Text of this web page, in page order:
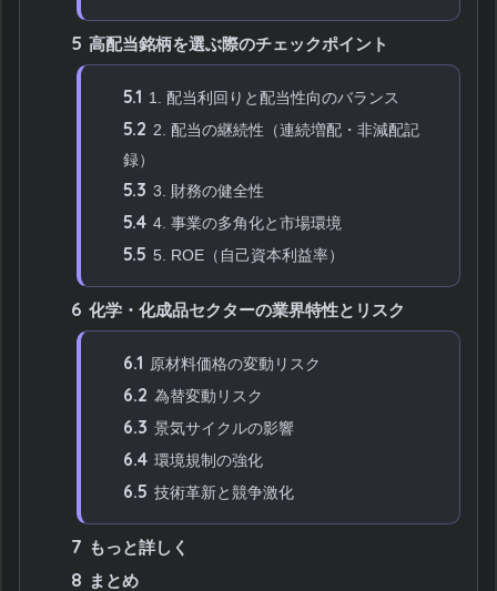
5 高配当銘柄を選ぶ際のチェックポイント
5.1 1. 配当利回りと配当性向のバランス
5.2 2. 配当の継続性（連続増配・非減配記
録）
5.3 3. 財務の健全性
5.4 4. 事業の多角化と市場環境
5.5 5. ROE（自己資本利益率）
6 化学・化成品セクターの業界特性とリスク
6.1 原材料価格の変動リスク
6.2 為替変動リスク
6.3 景気サイクルの影響
6.4 環境規制の強化
6.5 技術革新と競争激化
7 もっと詳しく
8 まとめ